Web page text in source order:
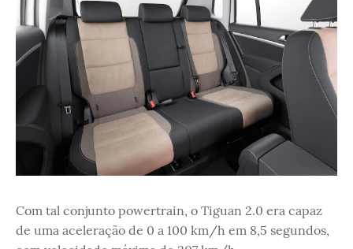
Com tal conjunto powertrain, o Tiguan 2.0 era capaz
de uma aceleração de 0 a 100 km/h em 8,5 segundos,